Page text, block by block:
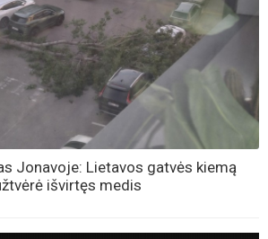
Jonavoje: Lietavos gatvės kiemą
išvirtęs medis